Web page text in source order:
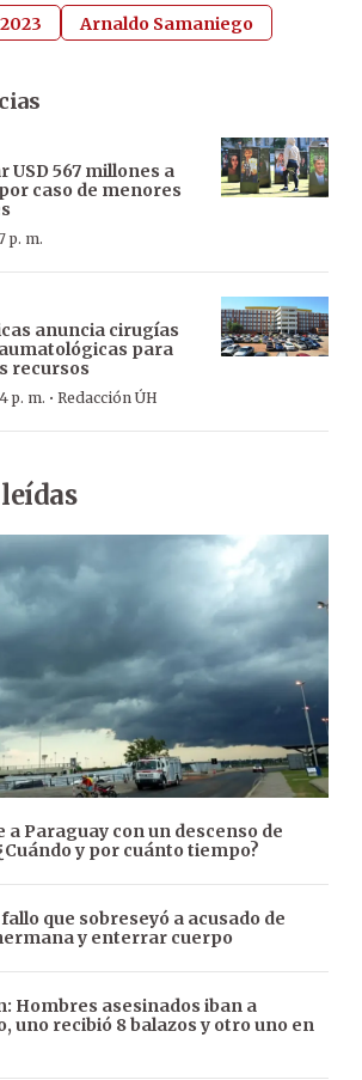
Arnaldo Samaniego
USD 567 millones a
caso de menores
p. m.
anuncia cirugías
para
recursos
p. m. · Redacción ÚH
a Paraguay con un descenso de
y por cuánto tiempo?
que sobreseyó a acusado de
y enterrar cuerpo
Hombres asesinados iban a
uno recibió 8 balazos y otro uno en